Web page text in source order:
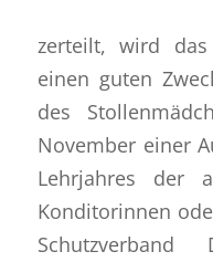
zerteilt, wird
einen guten
des
November einer
Lehrjahres der
Konditorinnen